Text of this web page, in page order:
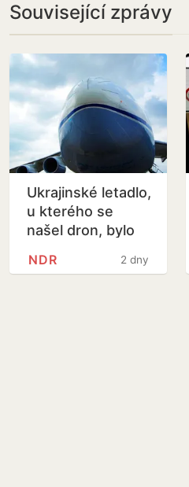
Související zprávy
Ukrajinské letadlo,
u kterého se
našel dron, bylo
2 dny
NDR